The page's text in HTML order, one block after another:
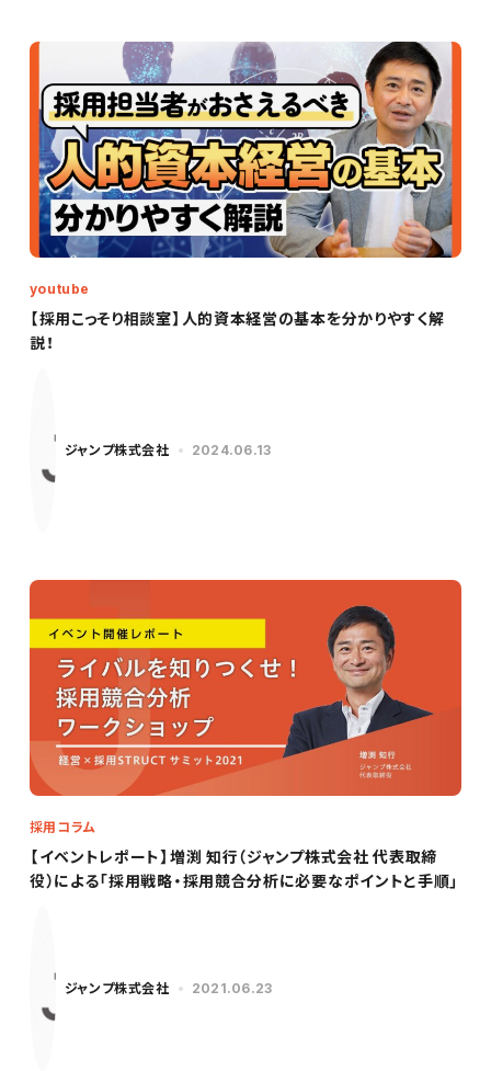
【採用こっそり相談室】人的資本経営の基本を分かりやすく解
説！
youtube
ジャンプ株式会社 2024.06.13
【イベントレポート】増渕 知行（ジャンプ株式会社 代表取締
役）による「採用戦略・採用競合分析に必要なポイントと手順」
採用コラム
ジャンプ株式会社 2021.06.23